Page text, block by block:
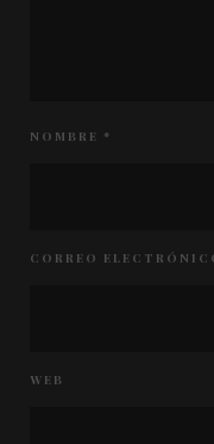
NOMBRE *
CORREO
WEB